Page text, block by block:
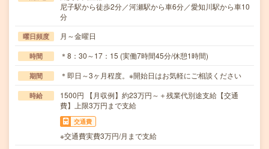
尼子駅から徒歩2分／河瀬駅から車6分／愛知川駅から車10
分
曜日頻度 月～金曜日
時間 ＊8：30～17：15 (実働7時間45分/休憩1時間)
期間 ＊即日～3ヶ月程度。※開始日はお気軽にご相談ください
時給
1500円 【月収例】約23万円～＋残業代別途支給【交通
費】上限3万円まで支給
交通費
※交通費実費3万円/月まで支給